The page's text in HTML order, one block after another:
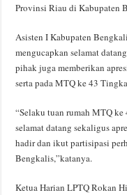
Provinsi Riau di Kabupaten
Asisten I Kabupaten
mengucapkan selamat
pihak juga memberikan
serta pada MTQ ke 43
“Selaku tuan rumah MTQ
selamat datang sekaligus
hadir dan ikut partisipasi
Bengkalis,”katanya.
Ketua Harian LPTQ Rokan